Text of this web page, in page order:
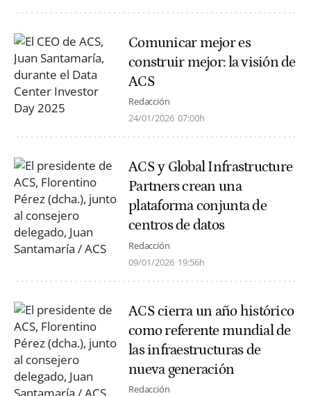
Comunicar mejor es
construir mejor: la visión de
ACS
Redacción
24/01/2026 07:00h
ACS y Global Infrastructure
Partners crean una
plataforma conjunta de
centros de datos
Redacción
09/01/2026 19:56h
ACS cierra un año histórico
como referente mundial de
las infraestructuras de
nueva generación
Redacción